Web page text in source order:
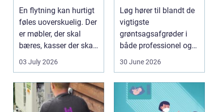
tryg og effektiv
flytning
En flytning kan hurtigt
føles uoverskuelig. Der
er møbler, der skal
bæres, kasser der skal
pakkes, o...
03 July 2026
løgavl
Løg hører til blandt de
vigtigste
grøntsagsafgrøder i
både professionel og
hobbybaseret
30 June 2026